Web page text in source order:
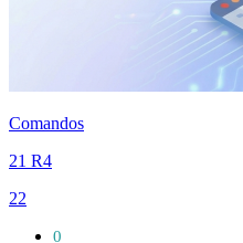
Comandos
21 R4
22
0